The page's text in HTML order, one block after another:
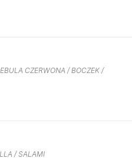
CZERWONA / BOCZEK /
/ SALAMI